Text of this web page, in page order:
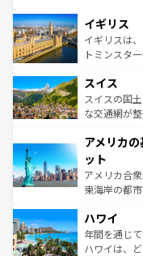
香り高いラ
らに、パリ
も豊かな歴
を参照して
顔を持つこ
ルリンの文
してライン
は、お酒好きな
ドイツ情報は
イギリス
イギリスは
トミンスタ
リアごとに
ティー、ビ
戦など、本
ンツ一覧を
スイス
スイスの国
な交通網が
の建物がそ
博物館もあ
ことができ
者向けの交
着のスイス情
アメリカ
ット
アメリカ合
東海岸の都
のような巨
ンメントが
西部には大
ハワイ
年間を通じ
ハワイは、